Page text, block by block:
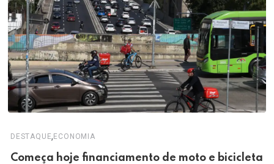
DESTAQUE,ECONOMIA
Começa hoje financiamento de moto e bicicleta